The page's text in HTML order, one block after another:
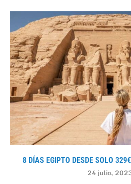
8 DÍAS EGIPTO DESDE SOLO
24 julio,